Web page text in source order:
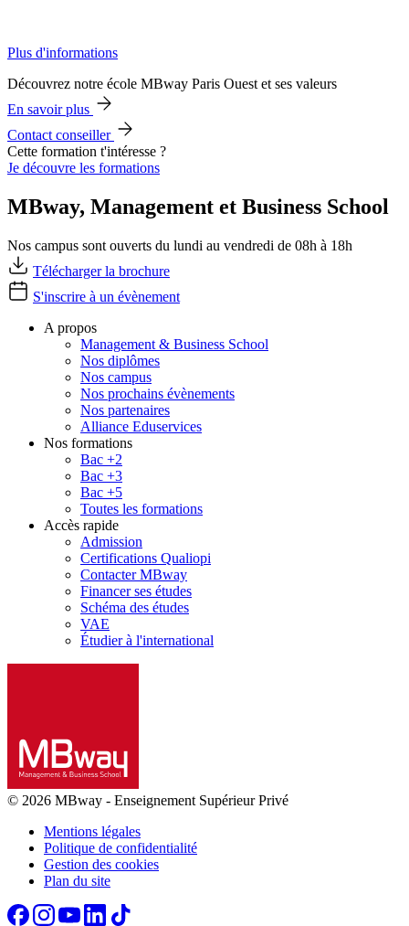
Plus d'informations
Découvrez notre école MBway Paris Ouest et ses valeurs
En savoir plus
Contact conseiller
Cette formation t'intéresse ?
Je découvre les formations
MBway, Management et Business School
Nos campus sont ouverts du lundi au vendredi de 08h à 18h
Télécharger la brochure
S'inscrire à un évènement
A propos
Management & Business School
Nos diplômes
Nos campus
Nos prochains évènements
Nos partenaires
Alliance Eduservices
Nos formations
Bac +2
Bac +3
Bac +5
Toutes les formations
Accès rapide
Admission
Certifications Qualiopi
Contacter MBway
Financer ses études
Schéma des études
VAE
Étudier à l'international
© 2026 MBway - Enseignement Supérieur Privé
Mentions légales
Politique de confidentialité
Gestion des cookies
Plan du site